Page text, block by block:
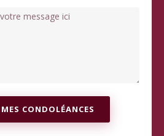
CONDOLÉANCES